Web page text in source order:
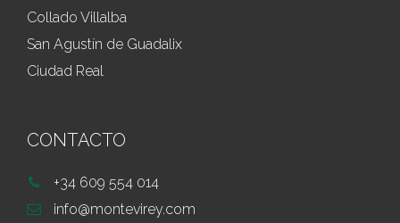
Collado Villalba
San Agustín de Guadalix
Ciudad Real
CONTACTO
+34 609 554 014
info@montevirey.com